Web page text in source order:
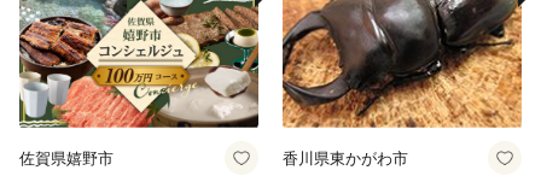
佐賀県嬉野市 香川県東かがわ市